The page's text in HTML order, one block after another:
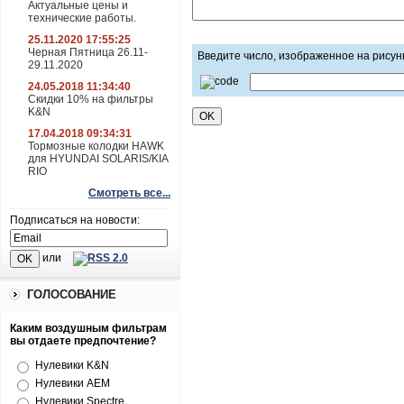
Актуальные цены и
технические работы.
25.11.2020 17:55:25
Черная Пятница 26.11-
29.11.2020
24.05.2018 11:34:40
Скидки 10% на фильтры
K&N
17.04.2018 09:34:31
Тормозные колодки HAWK
для HYUNDAI SOLARIS/KIA
RIO
Смотреть все...
Подписаться на новости:
или
ГОЛОСОВАНИЕ
Каким воздушным фильтрам
вы отдаете предпочтение?
Нулевики K&N
Нулевики AEM
Нулевики Spectre
Введите число, изображенное на